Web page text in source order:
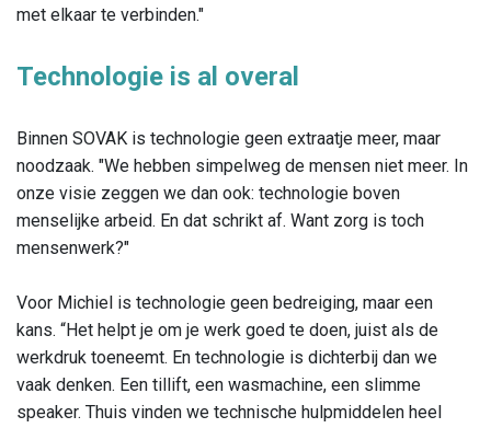
met elkaar te verbinden."
Technologie is al overal
Binnen SOVAK is technologie geen extraatje meer, maar
noodzaak. "We hebben simpelweg de mensen niet meer. In
onze visie zeggen we dan ook: technologie boven
menselijke arbeid. En dat schrikt af. Want zorg is toch
mensenwerk?"
Voor Michiel is technologie geen bedreiging, maar een
kans. “Het helpt je om je werk goed te doen, juist als de
werkdruk toeneemt. En technologie is dichterbij dan we
vaak denken. Een tillift, een wasmachine, een slimme
speaker. Thuis vinden we technische hulpmiddelen heel